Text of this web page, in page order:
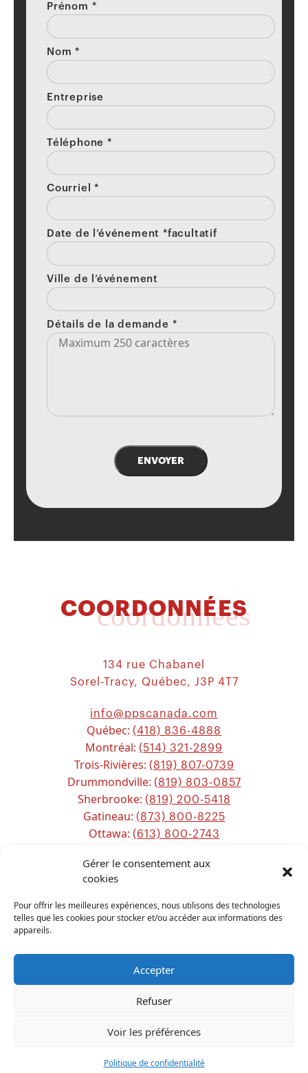
Gérer le consentement aux
cookies
Pour offrir les meilleures expériences, nous utilisons des technologies
telles que les cookies pour stocker et/ou accéder aux informations des
appareils.
Accepter
Refuser
Voir les préférences
Politique de confidentialité
Prénom *
Nom*
Entreprise
Téléphone*
Courriel*
Date de l’événement *facultatif
Ville de l’événement
Détails de la demande *
ENVOYER
COORDONNÉES
coordonnées
134 rue Chabanel
Sorel-Tracy, Québec, J3P 4T7
info@ppscanada.com
Québec: (418) 836-4888
Montréal: (514) 321-2899
Trois-Rivières: (819) 807-0739
Drummondville: (819) 803-0857
Sherbrooke: (819) 200-5418
Gatineau: (873) 800-8225
Ottawa: (613) 800-2743
TOUS DROITS RÉSERVÉSPPS CANADA